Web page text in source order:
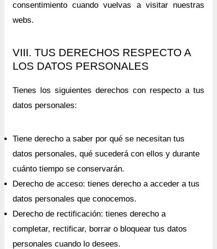
consentimiento cuando vuelvas a visitar nuestras
webs.
VIII. TUS DERECHOS RESPECTO A
LOS DATOS PERSONALES
Tienes los siguientes derechos con respecto a tus
datos personales:
Tiene derecho a saber por qué se necesitan tus
datos personales, qué sucederá con ellos y durante
cuánto tiempo se conservarán.
Derecho de acceso: tienes derecho a acceder a tus
datos personales que conocemos.
Derecho de rectificación: tienes derecho a
completar, rectificar, borrar o bloquear tus datos
personales cuando lo desees.